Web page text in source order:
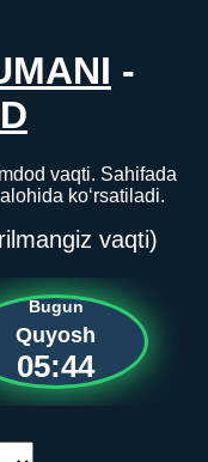
-
vaqti. Sahifada
ko‘rsatiladi.
vaqti)
Bugun
Quyosh
05:44